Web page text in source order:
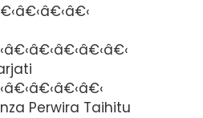
Perwira Taihitu